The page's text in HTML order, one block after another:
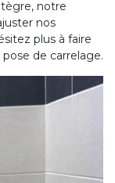
notre
nos
plus à faire
de carrelage.